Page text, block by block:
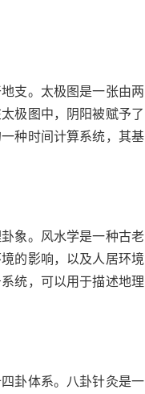
支。太极图是一张由两
极图中，阴阳被赋予了
种时间计算系统，其基
象。风水学是一种古老
的影响，以及人居环境
统，可以用于描述地理
卦体系。八卦针灸是一